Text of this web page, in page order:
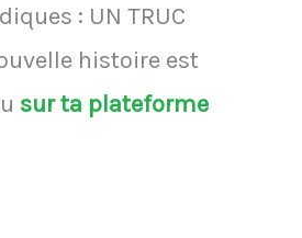
: UN TRUC
histoire est
sur ta plateforme